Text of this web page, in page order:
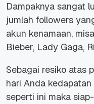
Dampaknya sangat
jumlah followers
akun kenamaan,
Bieber, Lady Gaga,
Sebagai resiko atas
hari Anda
seperti ini maka